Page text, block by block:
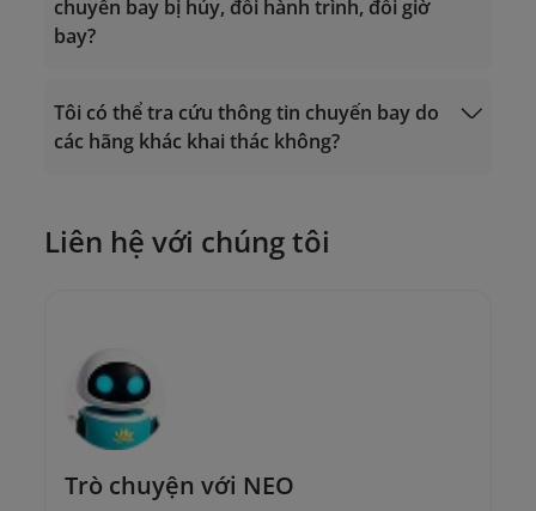
chuyến bay bị hủy, đổi hành trình, đổi giờ
bay?
Trung tâm Chăm sóc Khách hàng:
ngoài);
Hoặc gửi email đến địa chỉ
Tôi có thể tra cứu thông tin chuyến bay do
các hãng khác khai thác không?
Liên hệ với chúng tôi
Trò chuyện với NEO